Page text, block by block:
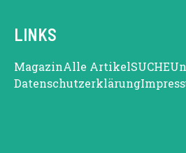
LINKS
MagazinAlle ArtikelSUCHE
Datenschutzerklärung